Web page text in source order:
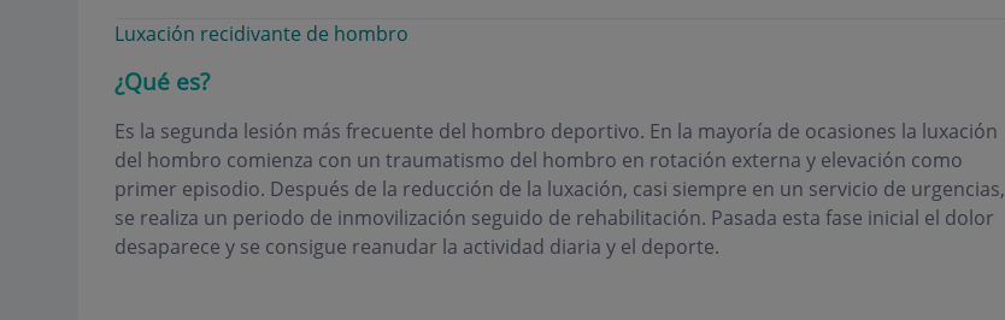
Luxación recidivante de hombro
¿Qué es?
Es la segunda lesión más frecuente del hombro deportivo. En la mayoría de ocasiones la luxación
del hombro comienza con un traumatismo del hombro en rotación externa y elevación como
primer episodio. Después de la reducción de la luxación, casi siempre en un servicio de urgencias,
se realiza un periodo de inmovilización seguido de rehabilitación. Pasada esta fase inicial el dolor
desaparece y se consigue reanudar la actividad diaria y el deporte.